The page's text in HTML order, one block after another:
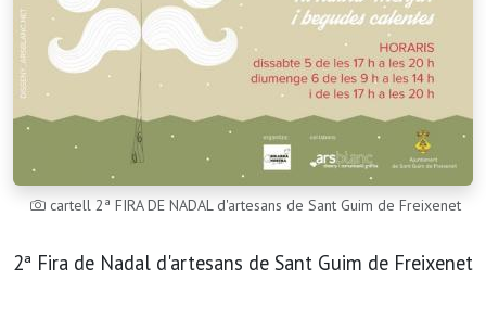
cartell 2ª FIRA DE NADAL d'artesans de Sant Guim de Freixenet
2ª Fira de Nadal d'artesans de Sant Guim de Freixenet